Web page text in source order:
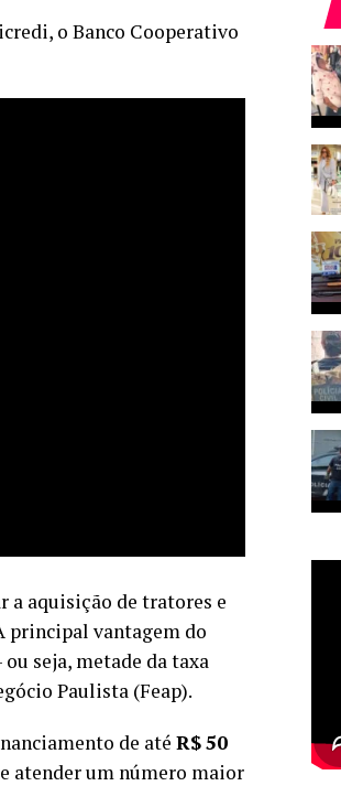
o Banco Cooperativo
a aquisição de tratores e
principal vantagem do
seja, metade da taxa
Paulista (Feap).
de até R$ 50
atender um número maior